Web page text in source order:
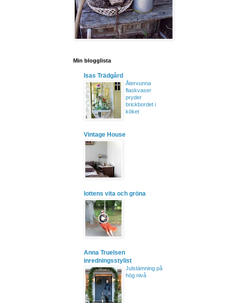
Min blogglista
Isas Trädgård
Återvunna
flaskvaser
pryder
brickbordet i
köket
Vintage House
lottens vita och gröna
Anna Truelsen
inredningsstylist
Julstämning på
hög nivå